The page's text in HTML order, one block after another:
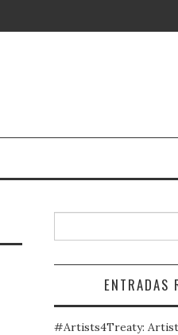
ENTRADAS
#Artists4Treaty: